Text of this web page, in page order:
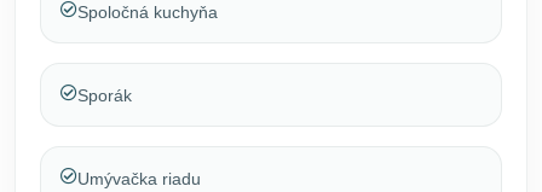
Spoločná kuchyňa
Sporák
Umývačka riadu